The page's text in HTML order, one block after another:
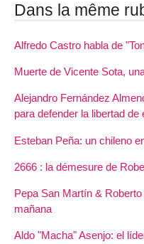
Dans la même
Alfredo Castro habla de
Muerte de Vicente Sota,
Alejandro Fernández
para defender la libertad de
Esteban Peña: un chileno
2666 : la démesure de
Pepa San Martín &
mañana
Aldo "Macha" Asenjo: el